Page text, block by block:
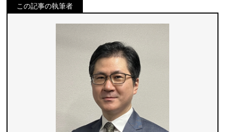
この記事の執筆者